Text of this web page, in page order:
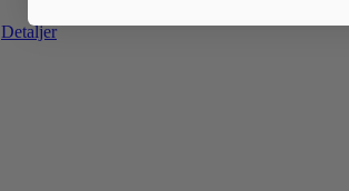
Detaljer